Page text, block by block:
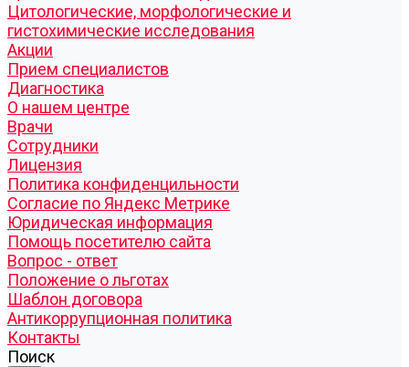
Цитологические, морфологические и
гистохимические исследования
Акции
Прием специалистов
Диагностика
О нашем центре
Врачи
Сотрудники
Лицензия
Политика конфиденцильности
Согласие по Яндекс Метрике
Юридическая информация
Помощь посетителю сайта
Вопрос - ответ
Положение о льготах
Шаблон договора
Антикоррупционная политика
Контакты
Поиск